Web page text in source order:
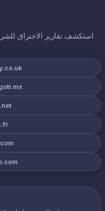
استكشف تقارير الاختراق